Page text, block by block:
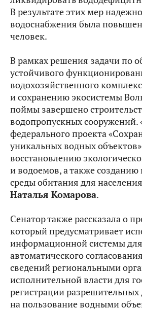
В результате этих мер
водоснабжения была
человек.
В рамках решения задачи по
устойчивого
водохозяйственного
и сохранению экосистемы
поймы завершено
водопропускных
федерального проекта
уникальных водных
восстановлению
и водоемов, а также
среды обитания для
Наталья Комарова.
Сенатор также рассказала о
который предусматривает
информационной системы для
автоматического
сведений региональными
исполнительной власти для
регистрации разрешительных
на пользование водными